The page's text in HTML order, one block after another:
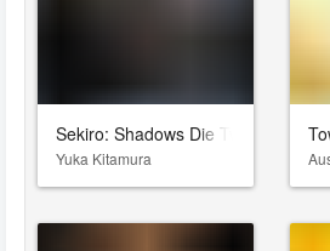
Sekiro: Shadows Die Twice
Yuka Kitamura